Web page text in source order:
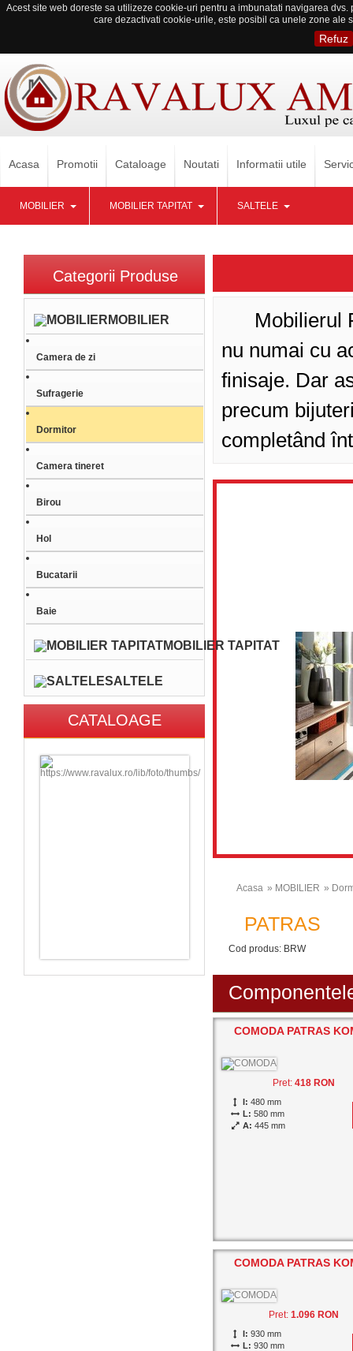
Acest site web doreste sa utilizeze cookie-uri pentru a imbunatati navigarea
care dezactivati cookie-urile, este posibil ca unele zone ale
Refuz
Acasa Promotii Cataloage Noutati Informatii utile
MOBILIER MOBILIER TAPITAT SALTELE
Mobilierul
nu numai cu
finisaje. Dar
precum
completând
Acasa » MOBILIER »
PATRAS
Cod produs: BRW
COMODA PATRAS
Pret:418 RON
I: 480 mm
L: 580 mm
A: 445 mm
COMODA PATRAS
Pret:1.096 RON
I: 930 mm
L: 930 mm
Categorii Produse
MOBILIER
Camera de zi
Sufragerie
Dormitor
Camera tineret
Birou
Hol
Bucatarii
Baie
MOBILIER TAPITAT
SALTELE
CATALOAGE